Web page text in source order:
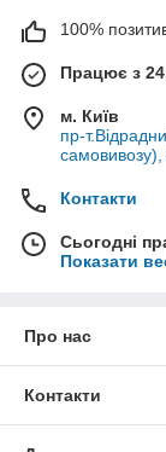
100%
Працює з
м. Київ
пр-
самовивозу),
Контакти
Сьогодні
Показати
Про нас
Контакти